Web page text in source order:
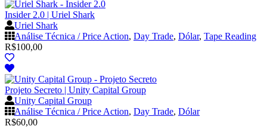
Insider 2.0 | Uriel Shark
Uriel Shark
Análise Técnica / Price Action, Day Trade, Dólar, Tape Reading
R$100,00
Projeto Secreto | Unity Capital Group
Unity Capital Group
Análise Técnica / Price Action, Day Trade, Dólar
R$60,00